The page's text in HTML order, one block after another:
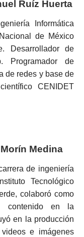
Ruíz Huerta
Informática
de México
Desarrollador de
Programador de
de redes y base de
CENIDET
Medina
de ingeniería
Tecnológico
colaboró como
contenido en la
en la producción
e imágenes